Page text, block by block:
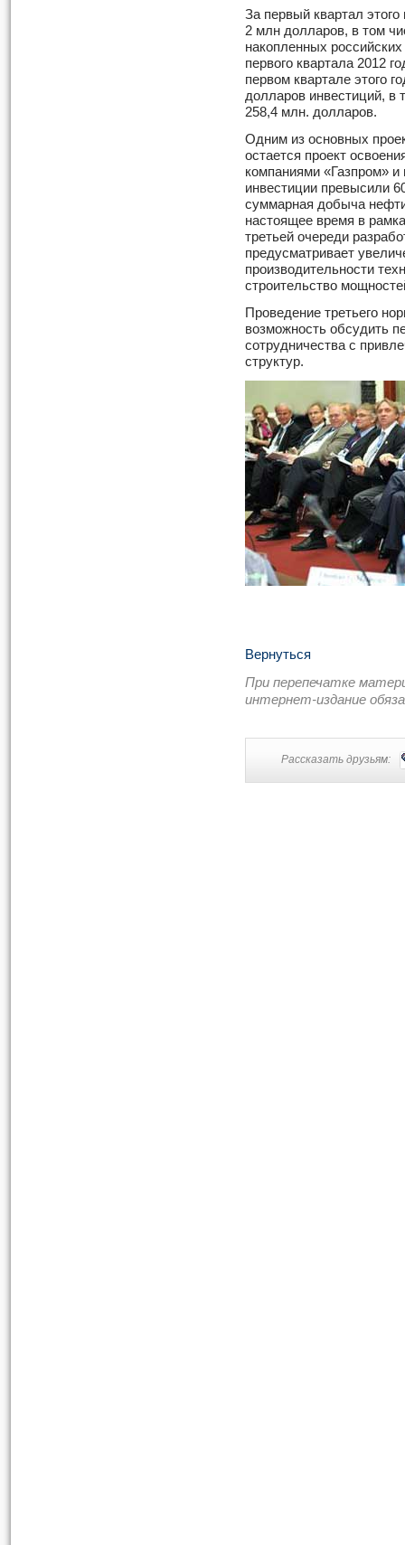
За первый квартал
2 млн долларов, в том
накопленных
первого квартала 2012
первом квартале этого
долларов инвестиций,
258,4 млн. долларов.
Одним из основных
остается проект
компаниями «Газпром»
инвестиции превысили
суммарная добыча
настоящее время в
третьей очереди
предусматривает
производительности
строительство
Проведение третьего
возможность обсудить
сотрудничества с
структур.
Вернуться
При перепечатке
интернет-издание
Рассказать друзьям: